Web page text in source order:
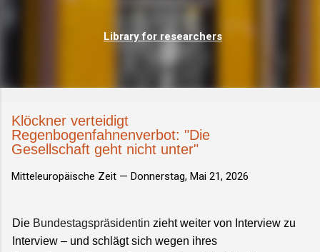
Library for researchers
Klöckner verteidigt
Regenbogenfahnenverbot: "Die
Gesellschaft geht nicht unter"
Mitteleuropäische Zeit — Donnerstag, Mai 21, 2026
Die Bundestagspräsidentin zieht weiter von Interview zu
Interview – und schlägt sich wegen ihres